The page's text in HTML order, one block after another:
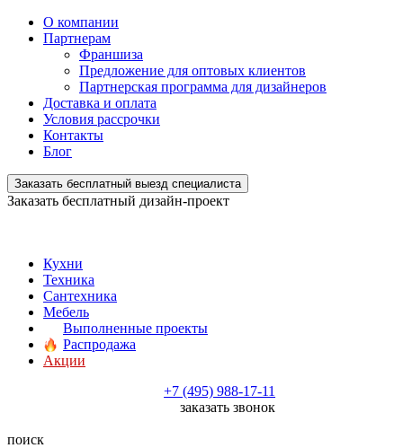
О компании
Партнерам
Франшиза
Предложение для оптовых клиентов
Партнерская программа для дизайнеров
Доставка и оплата
Условия рассрочки
Контакты
Блог
Заказать бесплатный выезд специалиста
Заказать бесплатный дизайн-проект
Кухни
Техника
Сантехника
Мебель
Выполненные проекты
Распродажа
Акции
+7 (495) 988-17-11
заказать звонок
поиск